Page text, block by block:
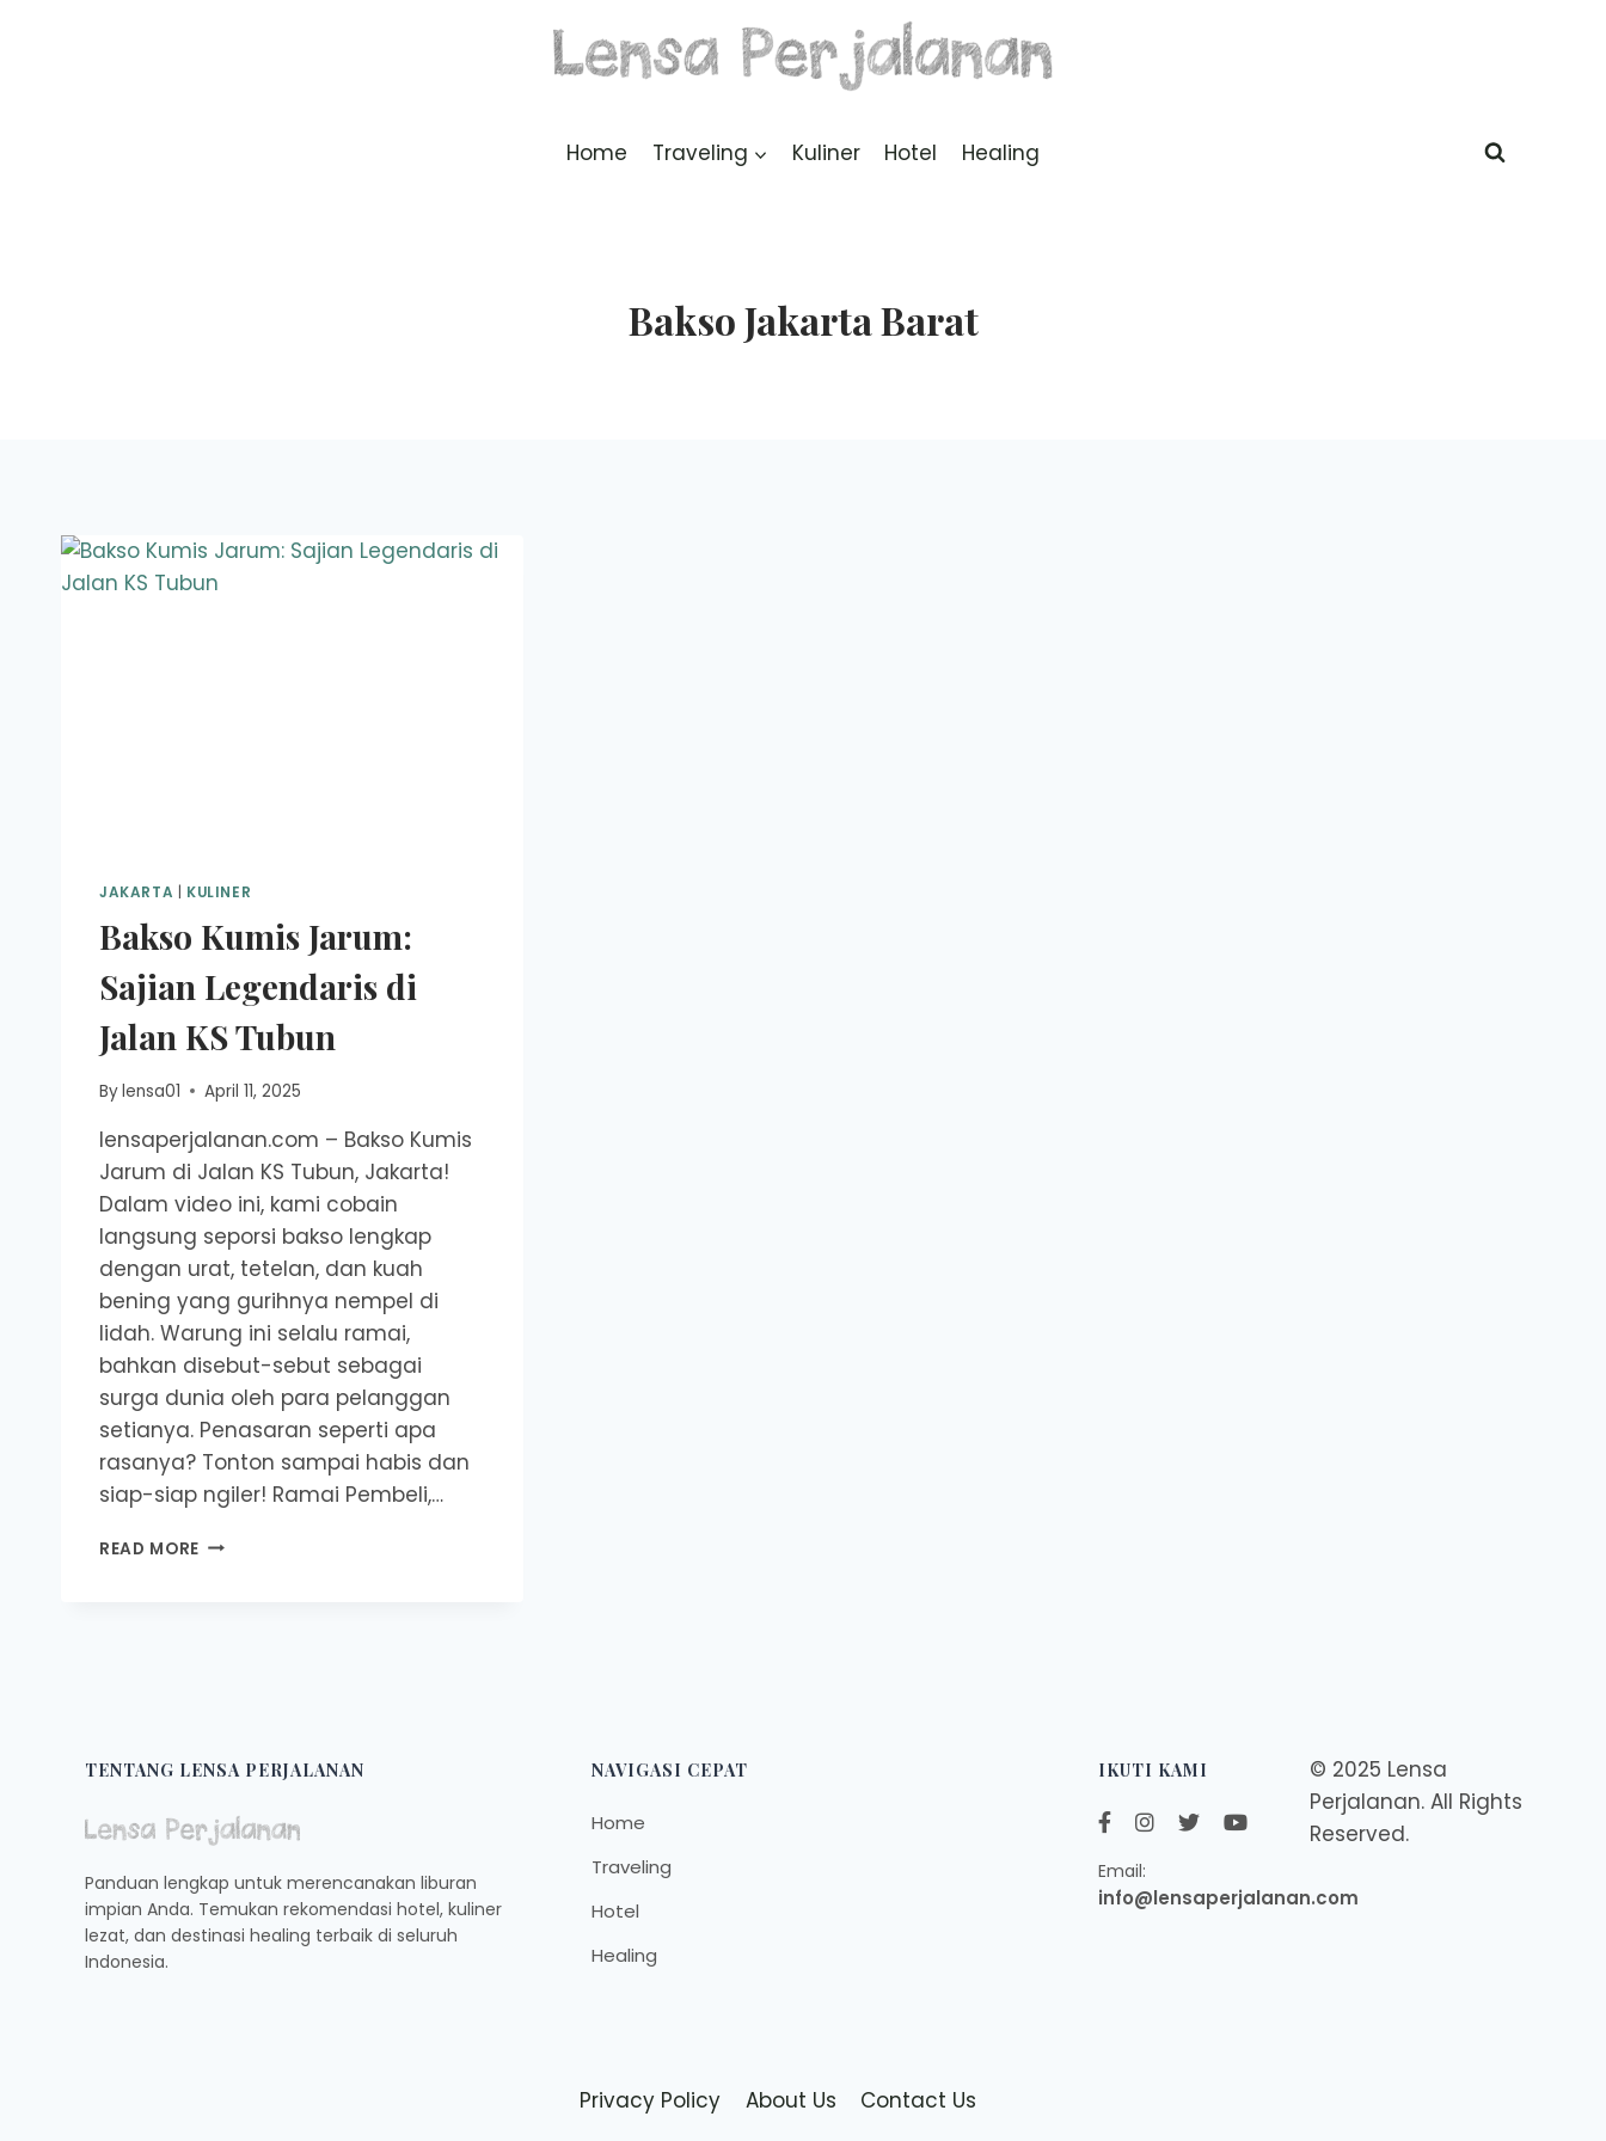
Home Traveling Kuliner Hotel Healing
Bakso Jakarta Barat
JAKARTA KULINER
Bakso Kumis Jarum:
Sajian Legendaris di
Jalan KS Tubun
Bylensa01 April 11, 2025
lensaperjalanan.com – Bakso Kumis
Jarum di Jalan KS Tubun, Jakarta!
Dalam video ini, kami cobain
langsung seporsi bakso lengkap
dengan urat, tetelan, dan kuah
bening yang gurihnya nempel di
lidah. Warung ini selalu ramai,
bahkan disebut-sebut sebagai
surga dunia oleh para pelanggan
setianya. Penasaran seperti apa
rasanya? Tonton sampai habis dan
siap-siap ngiler! Ramai Pembeli,…
READ MORE BAKSO
TENTANG LENSA PERJALANAN
Panduan lengkap untuk merencanakan liburan
impian Anda. Temukan rekomendasi hotel, kuliner
lezat, dan destinasi healing terbaik di seluruh
Indonesia.
NAVIGASI CEPAT
Home
Traveling
Hotel
Healing
IKUTI KAMI
Email:
info@lensaperjalanan.com
© 2025 Lensa
Perjalanan. All Rights
Reserved.
Privacy Policy About Us Contact Us